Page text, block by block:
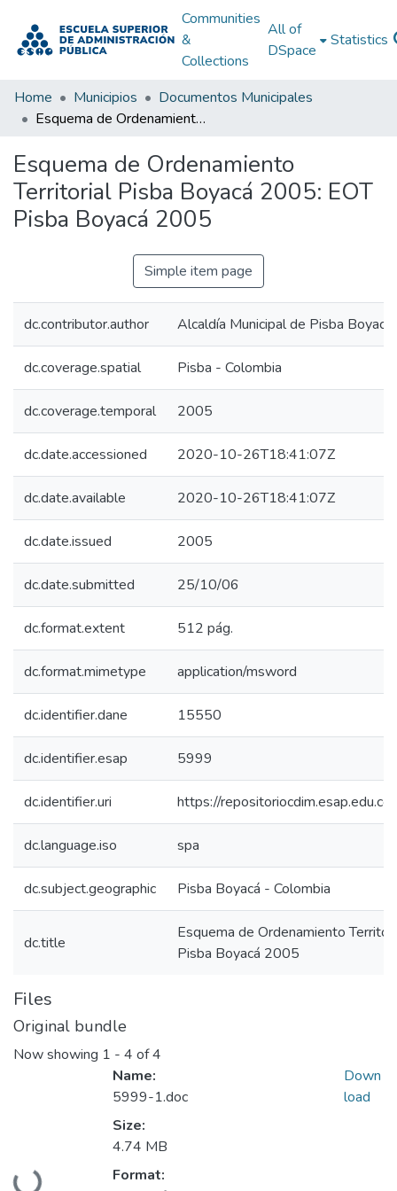
Communities
&
Collections
All of
DSpace
Statistics
Home Municipios
Documentos Municipales
Esquema de Ordenamiento Territorial Pisba Boyacá 2005: EOT Pisba Boyacá 2005
Esquema de Ordenamiento
Territorial Pisba Boyacá 2005: EOT
Pisba Boyacá 2005
Simple item page
dc.contributor.author Alcaldía Municipal de Pisba Boyacá
dc.coverage.spatial Pisba - Colombia
dc.coverage.temporal 2005
dc.date.accessioned 2020-10-26T18:41:07Z
dc.date.available 2020-10-26T18:41:07Z
dc.date.issued 2005
dc.date.submitted 25/10/06
dc.format.extent 512 pág.
dc.format.mimetype application/msword
dc.identifier.dane 15550
dc.identifier.esap 5999
dc.identifier.uri https://
dc.language.iso spa
dc.subject.geographic Pisba Boyacá - Colombia
dc.title
Esquema de Ordenamiento
Pisba Boyacá 2005
Files
Original bundle
Now showing 1 - 4 of 4
Loading...
Name:
5999-1.doc
Size:
4.74 MB
Format:
Down
load